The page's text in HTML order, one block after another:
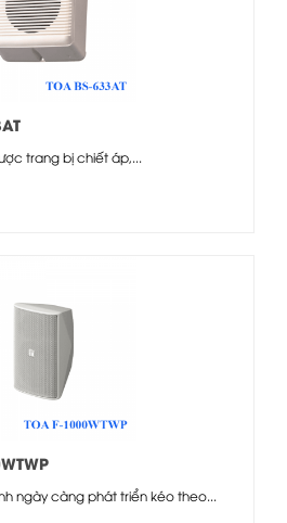
trang bị chiết áp,...
ngày càng phát triển kéo theo...